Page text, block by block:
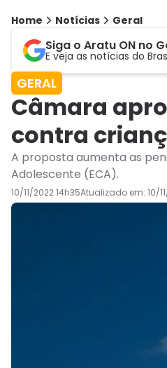
Home Notícias Geral
Siga o Aratu ON no
E veja as notícias do
GERAL
Câmara
contra
A proposta aumenta as
Adolescente (ECA).
10/11/2022 14h35Atualizado em: 10/